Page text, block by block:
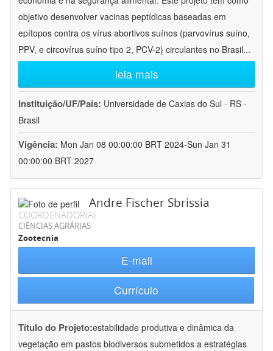
objetivo desenvolver vacinas peptídicas baseadas em
epítopos contra os vírus abortivos suínos (parvovírus suíno,
PPV, e circovírus suíno tipo 2, PCV-2) circulantes no Brasil...
leia mais
Instituição/UF/País: Universidade de Caxias do Sul - RS -
Brasil
Vigência: Mon Jan 08 00:00:00 BRT 2024-Sun Jan 31
00:00:00 BRT 2027
Andre Fischer Sbrissia
COORDENADOR(A)
CIÊNCIAS AGRÁRIAS
Zootecnia
E-mail
Currículo
Título do Projeto:estabilidade produtiva e dinâmica da
vegetação em pastos biodiversos submetidos a estratégias